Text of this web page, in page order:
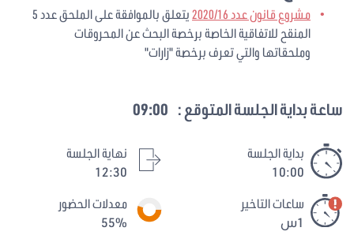
مشروع قانون عدد 2020/16
يتعلق بالموافقة على الملحق عدد 5
المنقح للاتفاقية الخاصة برخصة البحث عن المحروقات
وملحقاتها والتي تعرف برخصة "زارات"
ساعة بداية الجلسة المتوقع : 09:00
بداية الجلسة
10:00
نهاية الجلسة
12:30
ساعات التاخير
1س
معدلات الحضور
55%